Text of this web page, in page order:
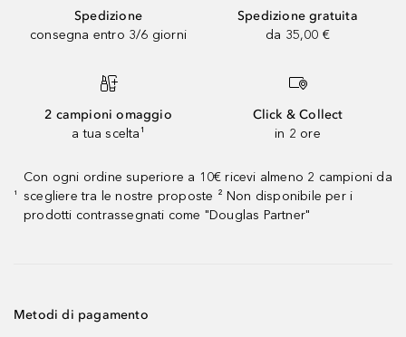
Spedizione
consegna entro 3/6 giorni
Spedizione gratuita
da 35,00 €
2 campioni omaggio
a tua scelta¹
Click & Collect
in 2 ore
¹
Con ogni ordine superiore a 10€ ricevi almeno 2 campioni da
scegliere tra le nostre proposte ² Non disponibile per i
prodotti contrassegnati come "Douglas Partner"
Metodi di pagamento